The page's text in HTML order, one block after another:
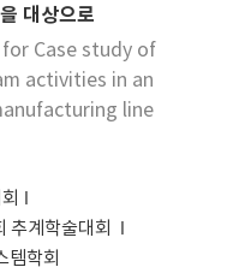
is that it
We
the
and may contain
RFID
folding box
on various
대상으로
Case study of
activities in an
line
추계학술대회
템학회